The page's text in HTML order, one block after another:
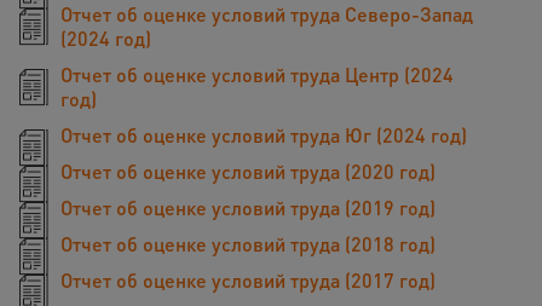
Отчет об оценке условий труда Северо-Запад
(2024 год)
Отчет об оценке условий труда Центр (2024
год)
Отчет об оценке условий труда Юг (2024 год)
Отчет об оценке условий труда (2020 год)
Отчет об оценке условий труда (2019 год)
Отчет об оценке условий труда (2018 год)
Отчет об оценке условий труда (2017 год)